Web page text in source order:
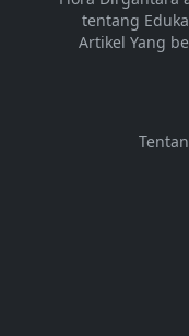
tentang
Artikel Yang